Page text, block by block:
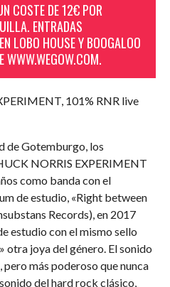
COSTE DE 12€ POR
ENTRADAS
LOBO HOUSE Y BOOGALOO
WWW.WEGOW.COM.
101% RNR live
de Gotemburgo, los
NORRIS EXPERIMENT
como banda con el
de estudio, «Right between
Records), en 2017
estudio con el mismo sello
joya del género. El sonido
más poderoso que nunca
del hard rock clásico,